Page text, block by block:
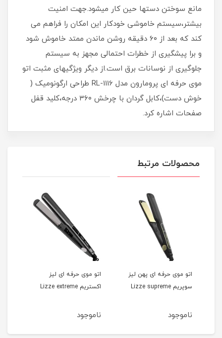
مانع سوختن دستها حین کار میشود.جهت امنیت
بیشتر،سیستم خاموشی خودکار این امکان را فراهم می
کند که بعد از ۶۰ دقیقه روشن ماندن ممتد خاموش شود
و برا پیشگیری از خطرات احتمالی مجهز به سیستم
جلوگیری از نوسانات برق است.از دیگر ویژگیهای مثبت اتو
موی حرفه ای پرومارون مدل RL-1116 طراحی ارگونومیک (
خوش دست)،کابل گردان با چرخش ۳۶۰ درجه،کلید قفل
صفحات اشاره کرد.
محصولات مرتبط
اتو موی حرفه ای پهن لیز
سوپریم Lizze supreme
ناموجود
اتو موی حرفه ای لیز
اکستریم Lizze extreme
ناموجود